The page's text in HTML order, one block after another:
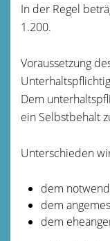
In der Regel
1.200.
Voraussetzung
Dem
ein Selbstbehalt
Unterschieden
dem
dem
dem